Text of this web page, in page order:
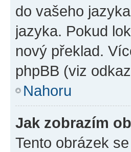
do vašeho
jazyka. Pokud
nový překlad.
phpBB (viz
Nahoru
Jak zobrazím
Tento obrázek